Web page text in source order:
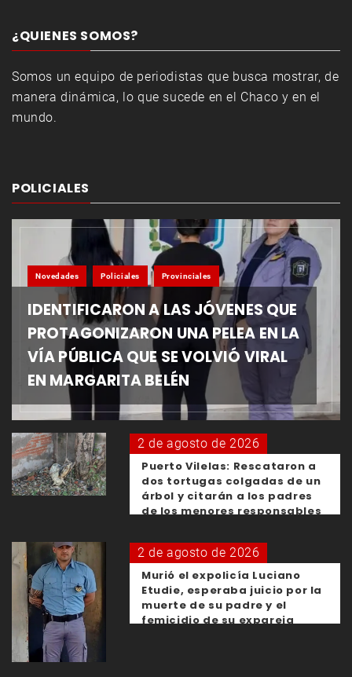
¿QUIENES SOMOS?
Somos un equipo de periodistas que busca mostrar, de
manera dinámica, lo que sucede en el Chaco y en el
mundo.
POLICIALES
Novedades Policiales Provinciales
IDENTIFICARON A LAS JÓVENES QUE
PROTAGONIZARON UNA PELEA EN LA
VÍA PÚBLICA QUE SE VOLVIÓ VIRAL
EN MARGARITA BELÉN
2 de agosto de 2026
Puerto Vilelas: Rescataron a
dos tortugas colgadas de un
árbol y citarán a los padres
de los menores responsables
2 de agosto de 2026
Murió el expolicía Luciano
Etudie, esperaba juicio por la
muerte de su padre y el
femicidio de su expareja